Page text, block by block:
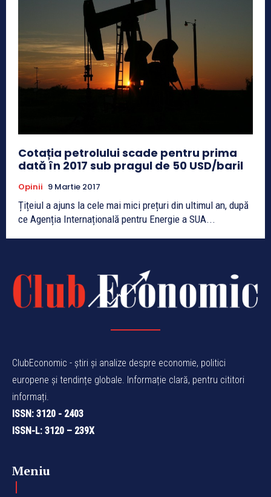
Cotația petrolului scade pentru prima
dată în 2017 sub pragul de 50 USD/baril
Opinii 9 Martie 2017
Țițeiul a ajuns la cele mai mici prețuri din ultimul an, după
ce Agenția Internațională pentru Energie a SUA...
ClubEconomic - știri și analize despre economie, politici
europene și tendințe globale. Informație clară, pentru cititori
informați.
ISSN: 3120 - 2403
ISSN-L: 3120 – 239X
Meniu